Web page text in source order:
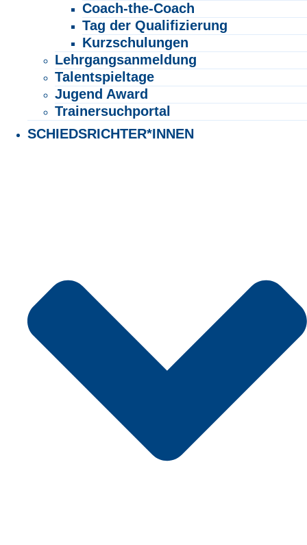
Coach-the-Coach
Tag der Qualifizierung
Kurzschulungen
Lehrgangsanmeldung
Talentspieltage
Jugend Award
Trainersuchportal
SCHIEDSRICHTER*INNEN